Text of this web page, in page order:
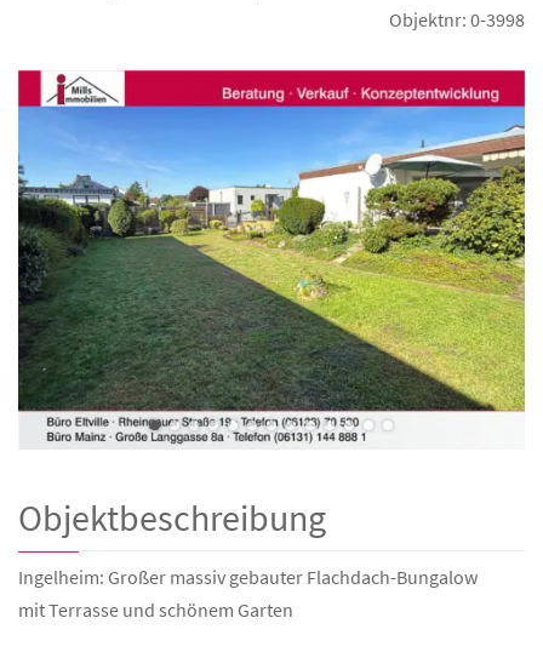
Objektnr: 0-3998
Objektbeschreibung
Ingelheim: Großer massiv gebauter Flachdach-Bungalow
mit Terrasse und schönem Garten